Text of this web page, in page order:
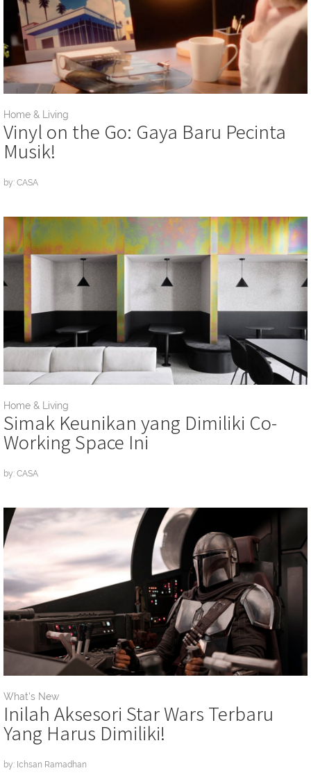
Home & Living
Vinyl on the Go: Gaya Baru Pecinta
Musik!
by: CASA
Home & Living
Simak Keunikan yang Dimiliki Co-
Working Space Ini
by: CASA
What's New
Inilah Aksesori Star Wars Terbaru
Yang Harus Dimiliki!
by: Ichsan Ramadhan